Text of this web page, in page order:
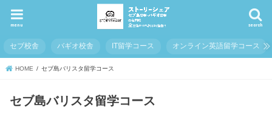
search
menu
セブ校舎 バギオ校舎 IT留学コース オンライン英語留学コース
HOME セブ島バリスタ留学コース
セブ島バリスタ留学コース